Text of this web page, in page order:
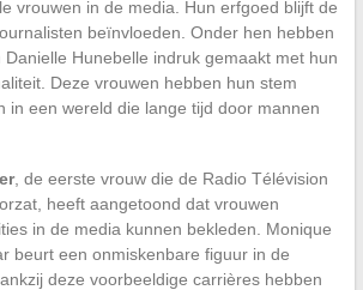
vrouwen in de media. Hun erfgoed blijft de
beïnvloeden. Onder hen hebben
Danielle Hunebelle indruk gemaakt met hun
Deze vrouwen hebben hun stem
in een wereld die lange tijd door mannen
, de eerste vrouw die de Radio Télévision
heeft aangetoond dat vrouwen
in de media kunnen bekleden. Monique
beurt een onmiskenbare figuur in de
deze voorbeeldige carrières hebben